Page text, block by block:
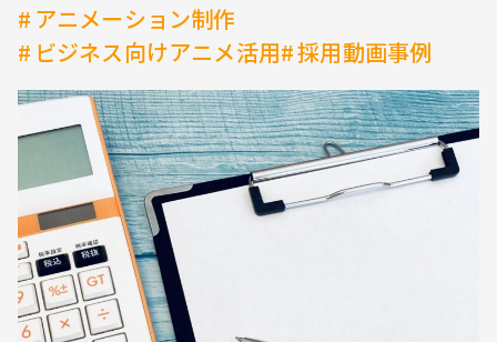
シェア
をコピー
アニメーション制作
ビジネス向けアニメ活用 採用動画事例